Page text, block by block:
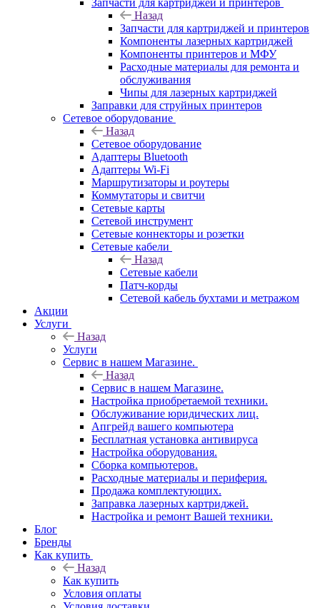
Запчасти для картриджей и принтеров
Назад
Запчасти для картриджей и принтеров
Компоненты лазерных картриджей
Компоненты принтеров и МФУ
Расходные материалы для ремонта и
обслуживания
Чипы для лазерных картриджей
Заправки для струйных принтеров
Сетевое оборудование
Назад
Сетевое оборудование
Адаптеры Bluetooth
Адаптеры Wi-Fi
Маршрутизаторы и роутеры
Коммутаторы и свитчи
Сетевые карты
Сетевой инструмент
Сетевые коннекторы и розетки
Сетевые кабели
Назад
Сетевые кабели
Патч-корды
Сетевой кабель бухтами и метражом
Акции
Услуги
Назад
Услуги
Сервис в нашем Магазине.
Назад
Сервис в нашем Магазине.
Настройка приобретаемой техники.
Обслуживание юридических лиц.
Апгрейд вашего компьютера
Бесплатная установка антивируса
Настройка оборудования.
Сборка компьютеров.
Расходные материалы и периферия.
Продажа комплектующих.
Заправка лазерных картриджей.
Настройка и ремонт Вашей техники.
Блог
Бренды
Как купить
Назад
Как купить
Условия оплаты